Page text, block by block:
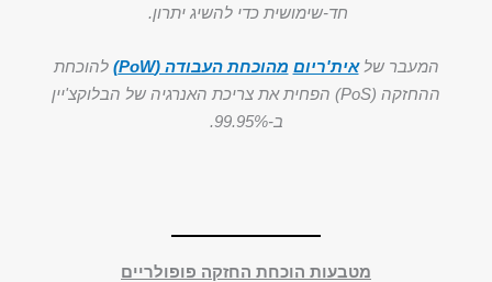
חד-שימושית כדי להשיג יתרון.
המעבר שלאית'ריום מהוכחת העבודה (PoW)
להוכחת
ההחזקה (PoS) הפחית את צריכת האנרגיה של הבלוקצ'יין
ב-99.95%.
מטבעות הוכחת החזקה פופולריים